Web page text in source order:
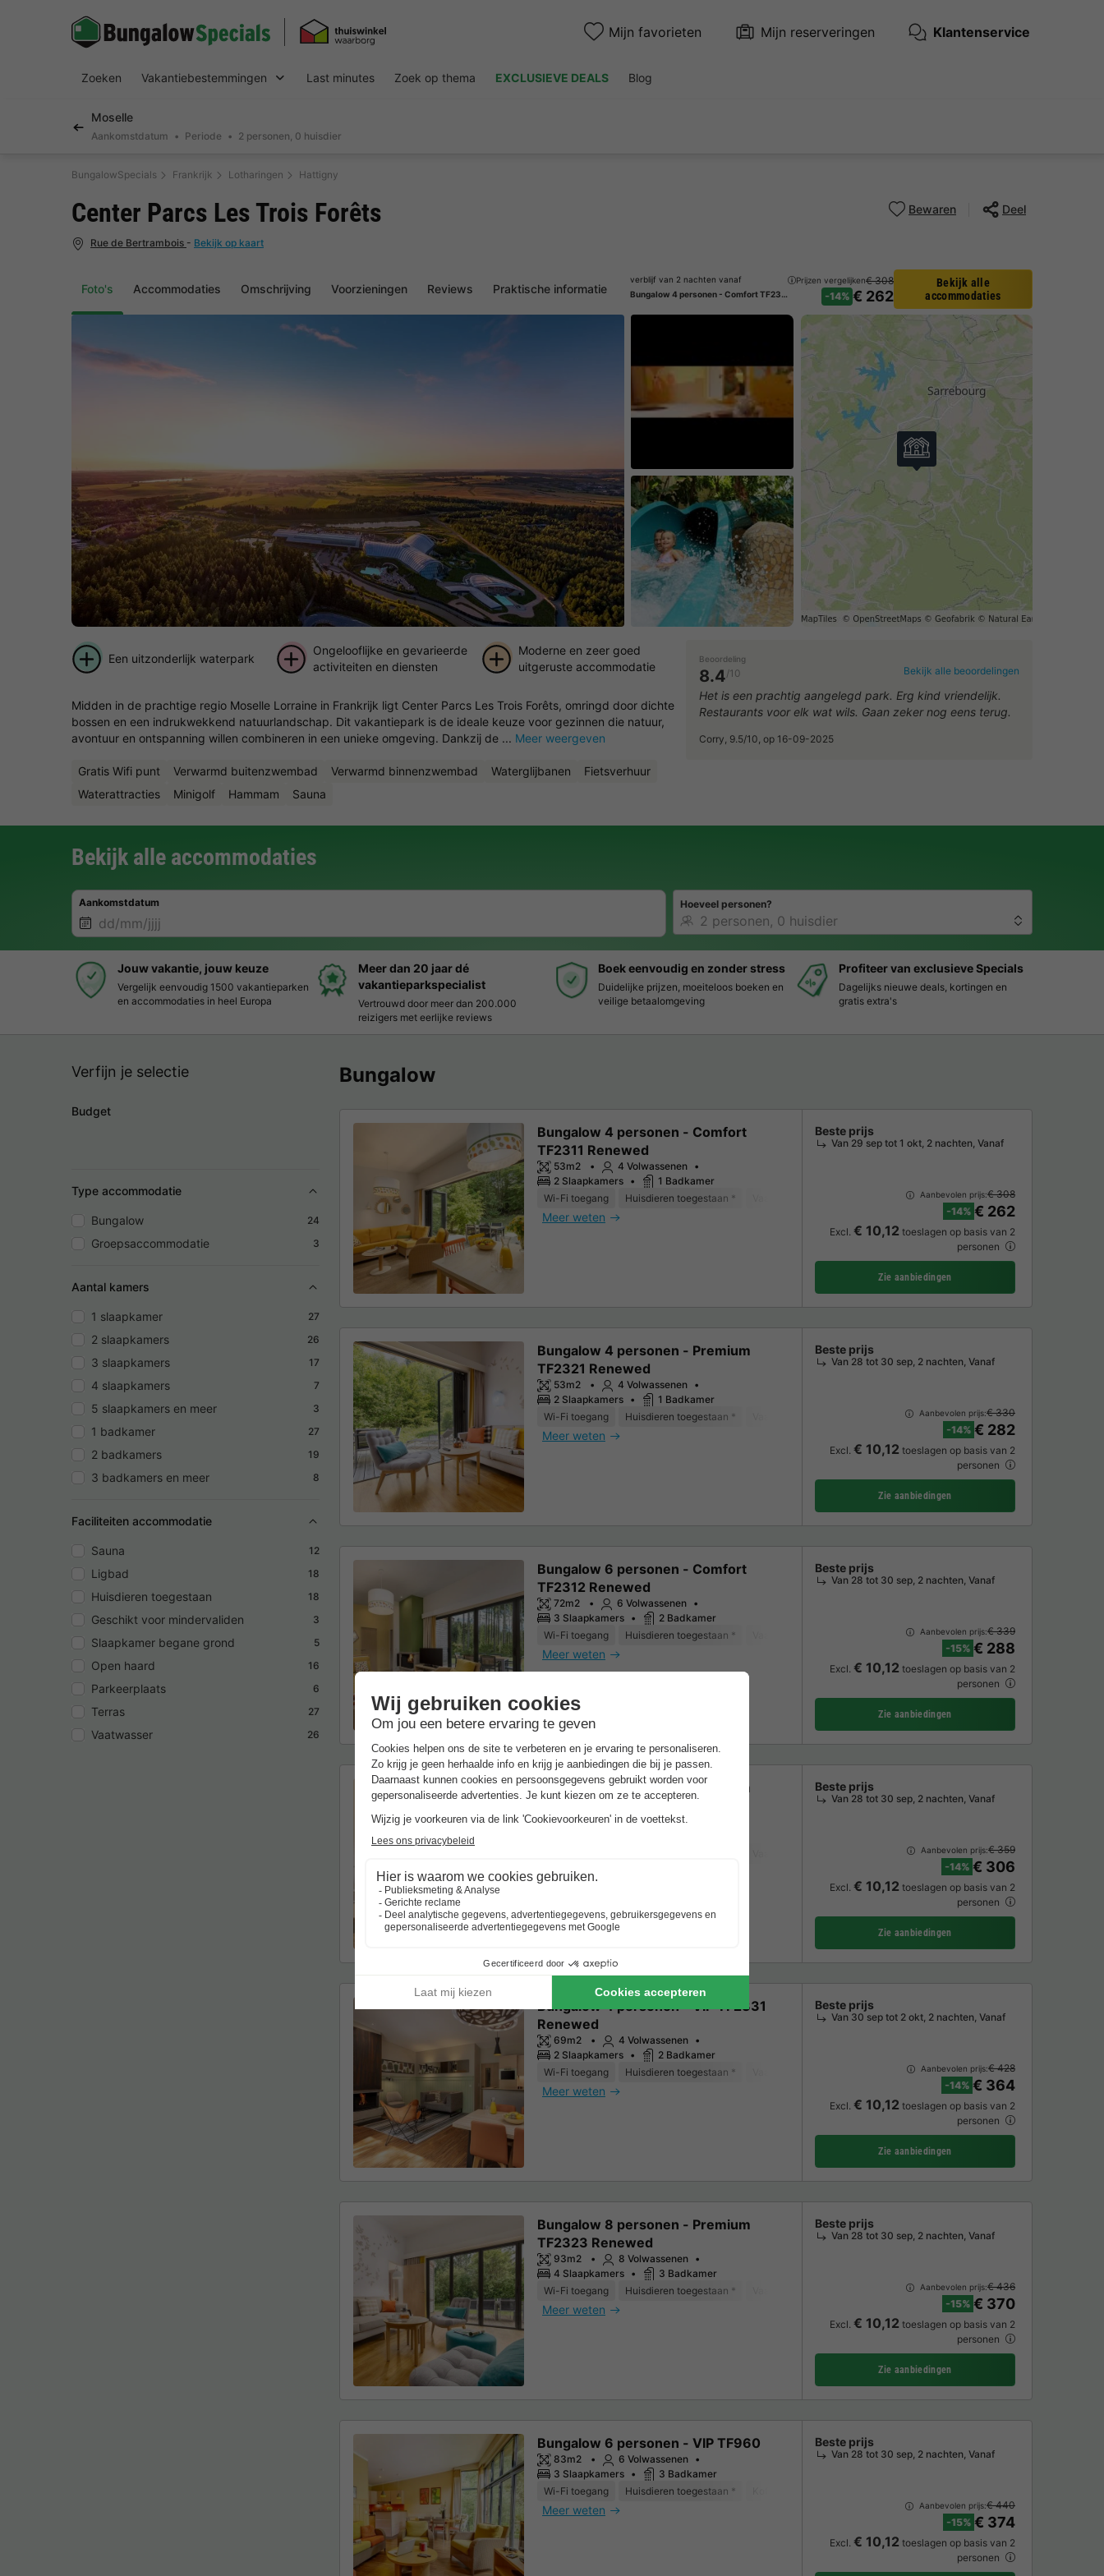
Mijn favorieten Mijn reserveringen Klantenservice
Zoeken Vakantiebestemmingen Last minutes Zoek op thema EXCLUSIEVE DEALS Blog
Moselle
Aankomstdatum Periode 2 personen, 0 huisdier
BungalowSpecials Frankrijk Lotharingen Hattigny
Foto's Accommodaties Omschrijving Voorzieningen Reviews Praktische informatie
verblijf van 2 nachten vanaf
Bungalow 4 personen - Comfort TF2311 Renewed
Prijzen vergelijken€ 308
-14% € 262
Bekijk alle
accommodaties
Center Parcs Les Trois Forêts Bewaren Deel
Rue de Bertrambois - Bekijk op kaart
Speel de video af
foto's
Beoordeling
8.4/10 Bekijk alle beoordelingen
Het is een prachtig aangelegd park. Erg kind vriendelijk.
Restaurants voor elk wat wils. Gaan zeker nog eens terug.
Corry, 9.5/10, op 16-09-2025
Een uitzonderlijk waterpark
Ongelooflijke en gevarieerde
activiteiten en diensten
Moderne en zeer goed
uitgeruste accommodatie
Midden in de prachtige regio Moselle Lorraine in Frankrijk ligt Center Parcs Les Trois Forêts, omringd door dichte
bossen en een indrukwekkend natuurlandschap. Dit vakantiepark is de ideale keuze voor gezinnen die natuur,
avontuur en ontspanning willen combineren in een unieke omgeving. Dankzij de ... Meer weergeven
Gratis Wifi punt Verwarmd buitenzwembad Verwarmd binnenzwembad Waterglijbanen
Fietsverhuur
Waterattracties
Minigolf Hammam Sauna
Bekijk alle accommodaties
Aankomstdatum Hoeveel personen?
Jouw vakantie, jouw keuze
Vergelijk eenvoudig 1500 vakantieparken
en accommodaties in heel Europa
Meer dan 20 jaar dé
vakantieparkspecialist
Vertrouwd door meer dan 200.000
reizigers met eerlijke reviews
Boek eenvoudig en zonder stress
Duidelijke prijzen, moeiteloos boeken en
veilige betaalomgeving
Profiteer van exclusieve Specials
Dagelijks nieuwe deals, kortingen en
gratis extra's
Verfijn je selectie
Budget
Type accommodatie
Bungalow 24
Groepsaccommodatie 3
Aantal kamers
1 slaapkamer 27
2 slaapkamers 26
3 slaapkamers 17
4 slaapkamers 7
5 slaapkamers en meer 3
1 badkamer 27
2 badkamers 19
3 badkamers en meer 8
Faciliteiten accommodatie
Sauna 12
Ligbad 18
Huisdieren toegestaan 18
Geschikt voor mindervaliden 3
Slaapkamer begane grond 5
Open haard 16
Parkeerplaats 6
Terras 27
Vaatwasser 26
Bungalow
Bungalow 4 personen - Comfort
TF2311 Renewed
53m2
4 Volwassenen
2 Slaapkamers
1 Badkamer
Wi-Fi toegang
Huisdieren toegestaan * Tuinmeubelen Magnetron
Meer weten
Beste prijs
Van 29 sep tot 1 okt, 2 nachten, Vanaf
Aanbevolen prijs:€ 308
-14% € 262
Excl. € 10,12 toeslagen op basis van 2
personen
Zie aanbiedingen
Bungalow 4 personen - Premium
TF2321 Renewed
53m2
4 Volwassenen
2 Slaapkamers
1 Badkamer
Wi-Fi toegang
Huisdieren toegestaan * Tuinmeubelen Magnetron
Meer weten
Beste prijs
Van 28 tot 30 sep, 2 nachten, Vanaf
Aanbevolen prijs:€ 330
-14% € 282
Excl. € 10,12 toeslagen op basis van 2
personen
Zie aanbiedingen
Bungalow 6 personen - Comfort
TF2312 Renewed
72m2
6 Volwassenen
3 Slaapkamers
2 Badkamer
Wi-Fi toegang
Huisdieren toegestaan * Tuinmeubelen Magnetron
Meer weten
Beste prijs
Van 28 tot 30 sep, 2 nachten, Vanaf
Aanbevolen prijs:€ 339
-15% € 288
Excl. € 10,12 toeslagen op basis van 2
personen
Zie aanbiedingen
Bungalow 6 personen - Premium
72m2
6 Volwassenen
Tuinmeubelen Magnetron
Meer weten
Beste prijs
Van 28 tot 30 sep, 2 nachten, Vanaf
Aanbevolen prijs:€ 359
-14% € 306
Excl. € 10,12 toeslagen op basis van 2
personen
Zie aanbiedingen
Bungalow 4 personen - VIP TF2331
Renewed
69m2
4 Volwassenen
2 Slaapkamers
2 Badkamer
Wi-Fi toegang
Huisdieren toegestaan * Tuinmeubelen Magnetron
Meer weten
Beste prijs
Van 30 sep tot 2 okt, 2 nachten, Vanaf
Aanbevolen prijs:€ 428
-14% € 364
Excl. € 10,12 toeslagen op basis van 2
personen
Zie aanbiedingen
Bungalow 8 personen - Premium
TF2323 Renewed
93m2
8 Volwassenen
4 Slaapkamers
3 Badkamer
Wi-Fi toegang
Huisdieren toegestaan * Tuinmeubelen Magnetron
Meer weten
Beste prijs
Van 28 tot 30 sep, 2 nachten, Vanaf
Aanbevolen prijs:€ 436
-15% € 370
Excl. € 10,12 toeslagen op basis van 2
personen
Zie aanbiedingen
Bungalow 6 personen - VIP TF960
83m2
6 Volwassenen
3 Slaapkamers
3 Badkamer
Wi-Fi toegang
Huisdieren toegestaan *
Meer weten
Beste prijs
Van 28 tot 30 sep, 2 nachten, Vanaf
Aanbevolen prijs:€ 440
-15% € 374
Excl. € 10,12 toeslagen op basis van 2
personen